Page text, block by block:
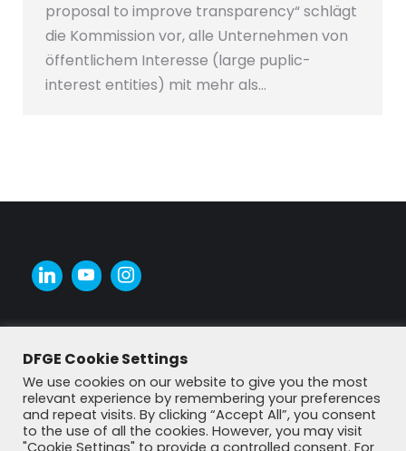
proposal to improve transparency“ schlägt
die Kommission vor, alle Unternehmen von
öffentlichem Interesse (large puplic-
interest entities) mit mehr als…
DFGE Cookie Settings
We use cookies on our website to give you the most
relevant experience by remembering your preferences
and repeat visits. By clicking “Accept All”, you consent
to the use of all the cookies. However, you may visit
"Cookie Settings" to provide a controlled consent. For